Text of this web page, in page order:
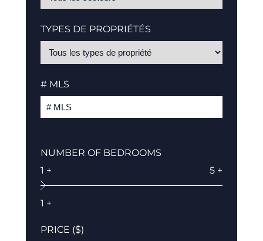
TYPES DE PROPRIÉTÉS
# MLS
NUMBER OF BEDROOMS
1 +
5 +
1 +
PRICE ($)